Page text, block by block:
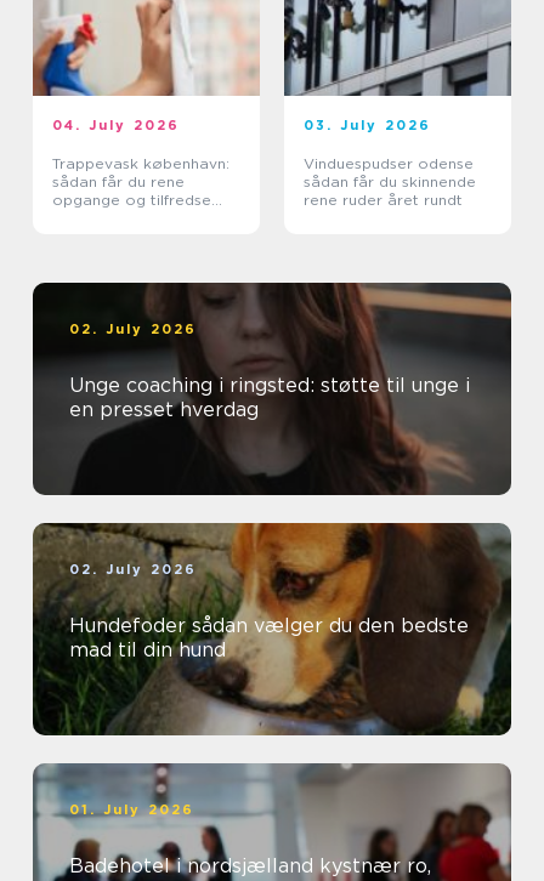
04. July 2026
Trappevask københavn:
sådan får du rene
opgange og tilfredse
03. July 2026
Vinduespudser odense
sådan får du skinnende
rene ruder året rundt
02. July 2026
Unge coaching i ringsted: støtte til unge i
en presset hverdag
02. July 2026
Hundefoder sådan vælger du den bedste
mad til din hund
01. July 2026
Badehotel i nordsjælland kystnær ro,